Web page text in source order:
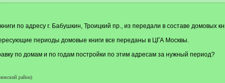
по адресу г. Бабушкин, Троицкий пр., из передали в составе домовых
периоды домовые книги все переданы в ЦГА Москвы.
по домам и по годам постройки по этим адресам за нужный период?
район)